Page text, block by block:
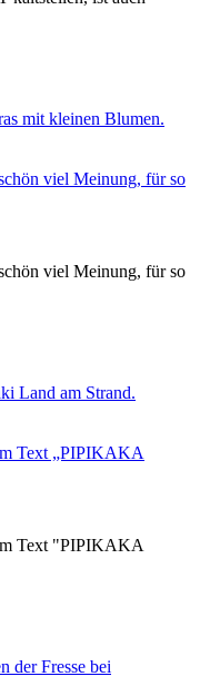
viel Meinung, für so
viel Meinung, für so
Text „PIPIKAKA
Text "PIPIKAKA